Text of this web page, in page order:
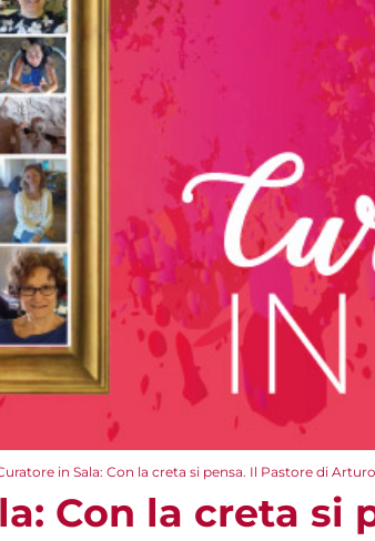
in Sala: Con la creta si pensa. Il Pastore di
Con la creta si